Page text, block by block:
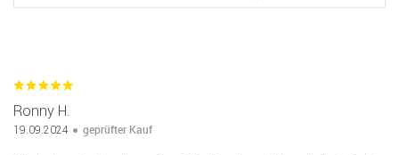
Ronny H.
19.09.2024 geprüfter Kauf